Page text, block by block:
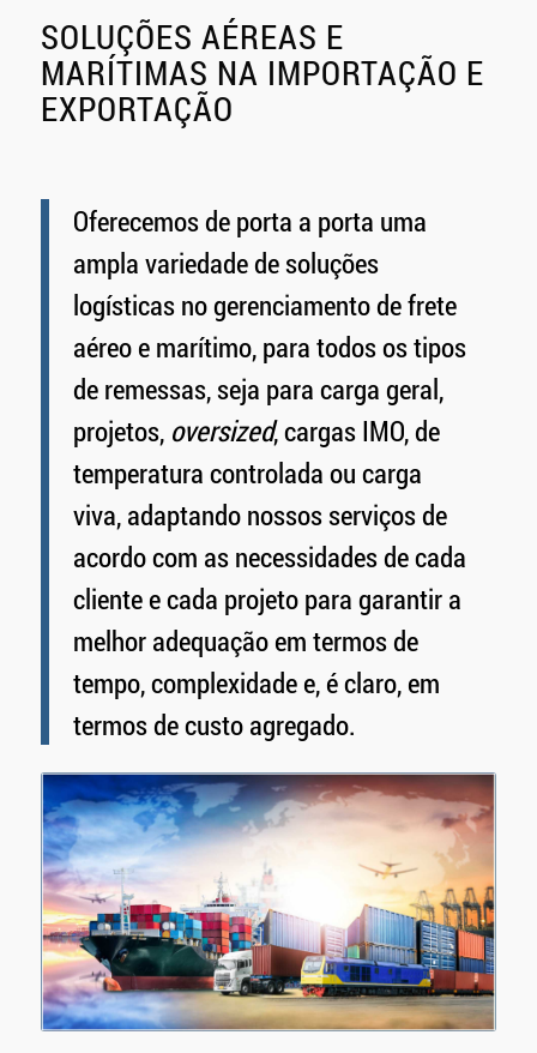
SOLUÇÕES AÉREAS E
MARÍTIMAS NA IMPORTAÇÃO E
EXPORTAÇÃO
Oferecemos de porta a porta uma
ampla variedade de soluções
logísticas no gerenciamento de frete
aéreo e marítimo, para todos os tipos
de remessas, seja para carga geral,
projetos, oversized, cargas IMO, de
temperatura controlada ou carga
viva, adaptando nossos serviços de
acordo com as necessidades de cada
cliente e cada projeto para garantir a
melhor adequação em termos de
tempo, complexidade e, é claro, em
termos de custo agregado.